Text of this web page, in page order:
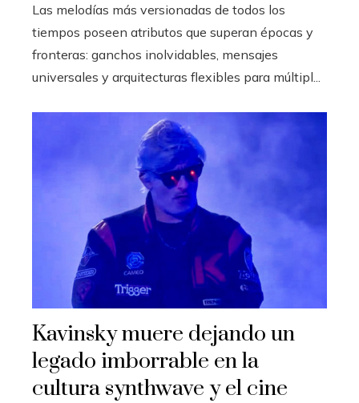
Las melodías más versionadas de todos los
tiempos poseen atributos que superan épocas y
fronteras: ganchos inolvidables, mensajes
universales y arquitecturas flexibles para múltipl...
Kavinsky muere dejando un
legado imborrable en la
cultura synthwave y el cine